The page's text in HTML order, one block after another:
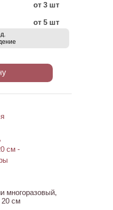
от 3 шт
от 5 шт
многоразовый,
см